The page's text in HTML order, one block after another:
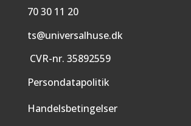
70 30 11 20
ts@universalhuse.dk
CVR-nr. 35892559
Persondatapolitik
Handelsbetingelser